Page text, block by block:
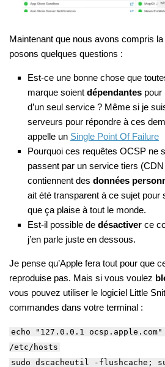
Maintenant que nous avons compris
posons quelques questions :
Est-ce une bonne chose que
marque soient dépendantes pour
d’un seul service ? Même si je
serveurs pour répondre à ces
appelle un Single Point Of Failure
Pourquoi ces requêtes OCSP ne
passent par un service tiers (CDN
contiennent des données
ait été transparent à ce sujet
que ça plaise à tout le monde.
Est-il possible de désactiver ce
j’en parle juste en dessous.
Je pense qu’Apple fera tout pour que
reproduise pas. Mais si vous voulez
vous pouvez utiliser le logiciel Little
commandes dans votre terminal :
echo "127.0.0.1
/etc/hosts
sudo dscacheutil -flushcache;